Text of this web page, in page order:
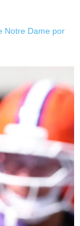
Notre Dame por